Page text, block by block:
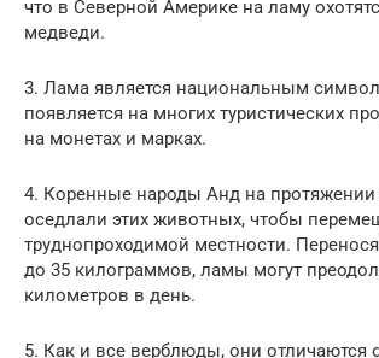
что в Северной Америке на ламу
медведи.
3. Лама является национальным
появляется на многих туристических
на монетах и ​​марках.
4. Коренные народы Анд на протяжении
оседлали этих животных, чтобы
труднопроходимой местности.
до 35 килограммов, ламы могут
километров в день.
5. Как и все верблюды, они отличаются